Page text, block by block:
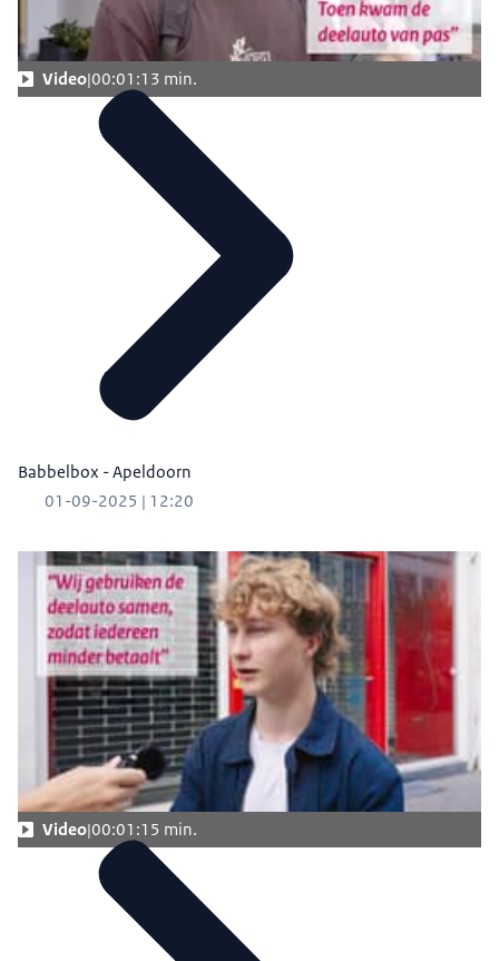
Video 00:01:13 min.
Babbelbox - Apeldoorn
01-09-2025 | 12:20
Video 00:01:15 min.